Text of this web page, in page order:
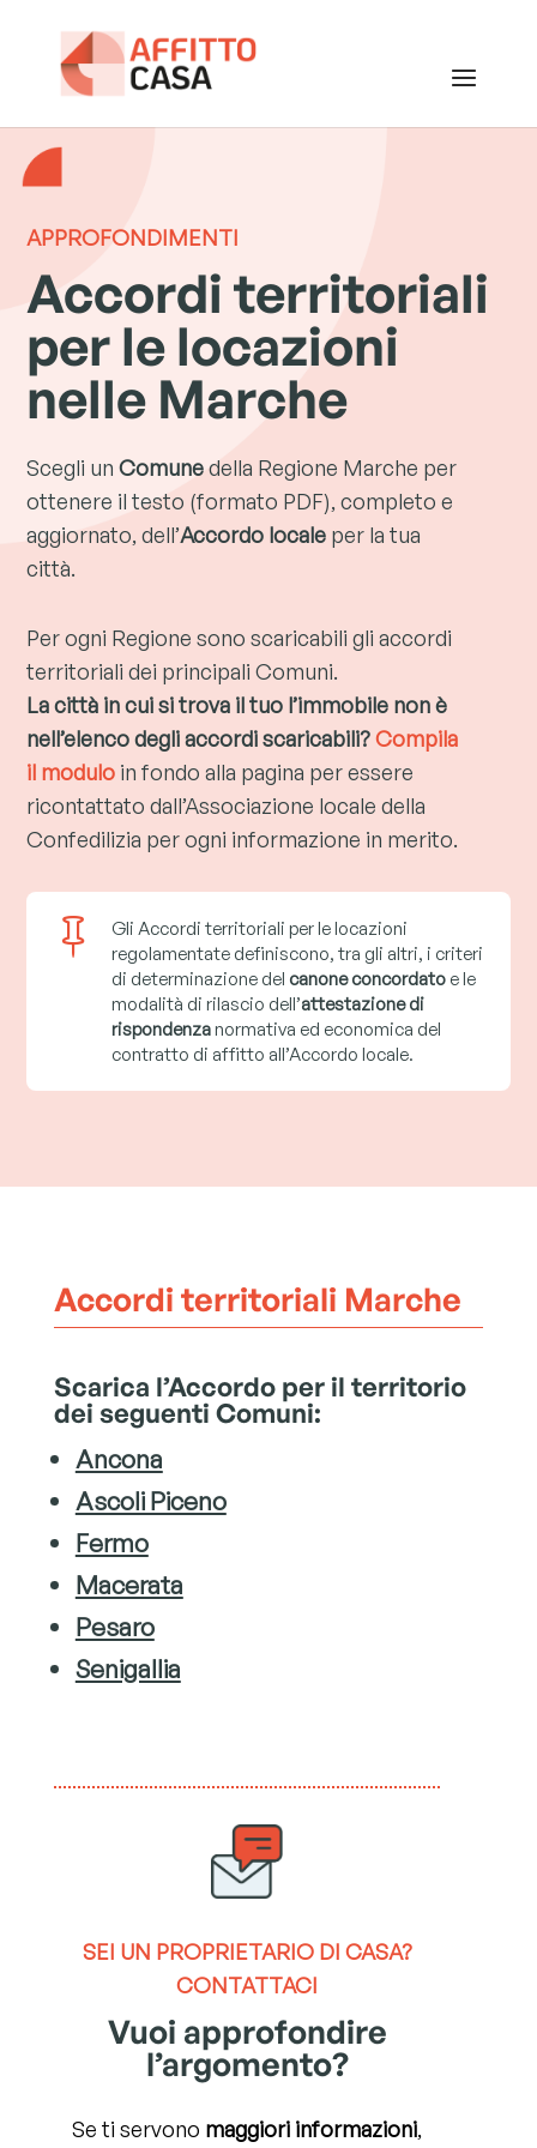
APPROFONDIMENTI
Accordi territoriali
per le locazioni
nelle Marche
Scegli unComunedella Regione Marche per
ottenere il testo (formato PDF), completo e
aggiornato, dell’Accordo locale per la tua
città.
Per ogni Regione sono scaricabili gli accordi
territoriali dei principali Comuni.
La città in cui si trova il tuo l’immobile non è
nell’elenco degli accordi scaricabili? Compila
il modulo in fondo alla pagina per essere
ricontattato dall’Associazione locale della
Confedilizia per ogni informazione in merito.

Gli Accordi territoriali per le locazioni
regolamentate definiscono, tra gli altri, i criteri
di determinazione del canone concordato e le
modalità di rilascio dell’attestazione di
rispondenzanormativa ed economica del
contratto di affitto all’Accordo locale.
Accordi territoriali Marche
Scarica l’Accordo per il territorio
dei seguenti Comuni:
Ancona
Ascoli Piceno
Fermo
Macerata
Pesaro
Senigallia
SEI UN PROPRIETARIO DI CASA?
CONTATTACI
Vuoi approfondire
l’argomento?
Se ti servono maggiori informazioni,